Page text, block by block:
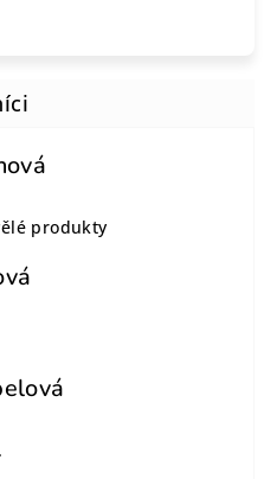
je 5 z 5 hvězdiček.
produkty
je 5 z 5 hvězdiček.
je 5 z 5 hvězdiček.